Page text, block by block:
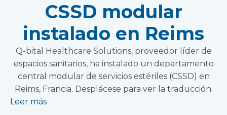
CSSD modular
instalado en Reims
Q-bital Healthcare Solutions, proveedor líder de
espacios sanitarios, ha instalado un departamento
central modular de servicios estériles (CSSD) en
Reims, Francia. Desplácese para ver la traducción.
Leer más